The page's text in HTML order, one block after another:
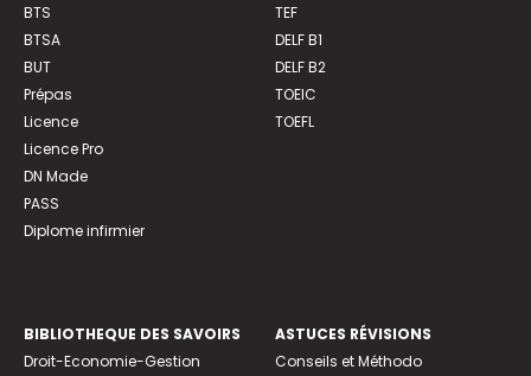
BTS
BTSA
BUT
Prépas
Licence
Licence Pro
DN Made
PASS
Diplome infirmier
TEF
DELF B1
DELF B2
TOEIC
TOEFL
BIBLIOTHEQUE DES SAVOIRS
Droit-Economie-Gestion
ASTUCES RÉVISIONS
Conseils et Méthodo